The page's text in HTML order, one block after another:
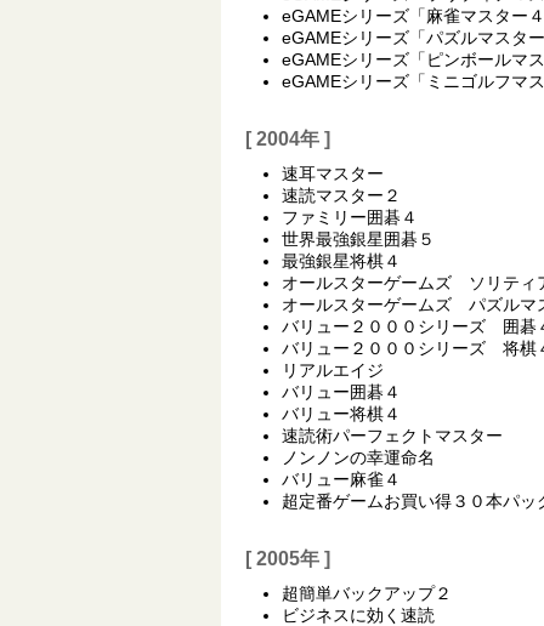
eGAMEシリーズ「麻雀マスター４
eGAMEシリーズ「パズルマスター
eGAMEシリーズ「ピンボールマス
eGAMEシリーズ「ミニゴルフマス
[ 2004年 ]
速耳マスター
速読マスター２
ファミリー囲碁４
世界最強銀星囲碁５
最強銀星将棋４
オールスターゲームズ ソリティ
オールスターゲームズ パズルマ
バリュー２０００シリーズ 囲碁
バリュー２０００シリーズ 将棋
リアルエイジ
バリュー囲碁４
バリュー将棋４
速読術パーフェクトマスター
ノンノンの幸運命名
バリュー麻雀４
超定番ゲームお買い得３０本パッ
[ 2005年 ]
超簡単バックアップ２
ビジネスに効く速読